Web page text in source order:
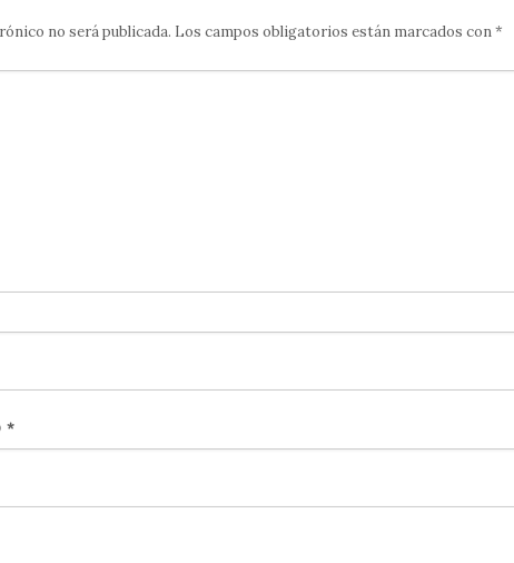
no será publicada. Los campos obligatorios están marcados con*
*